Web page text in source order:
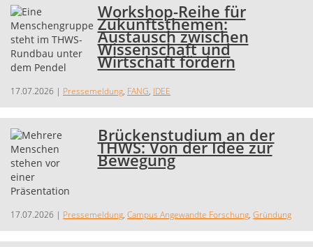
Workshop-Reihe für
Zukunftsthemen:
Austausch zwischen
Wissenschaft und
Wirtschaft fördern
17.07.2026 | Pressemeldung, FANG, IDEE
Brückenstudium an der
THWS: Von der Idee zur
Bewegung
17.07.2026 | Pressemeldung, Campus Angewandte Forschung, Gründung